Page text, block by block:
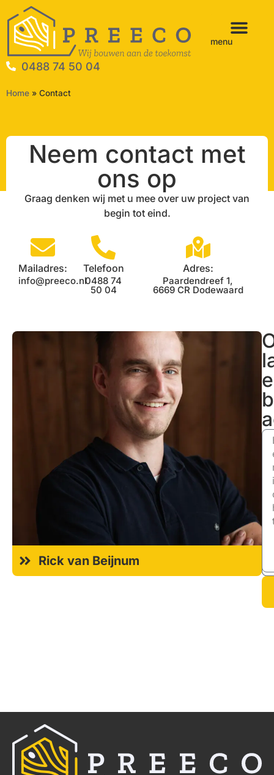
menu
0488 74 50 04
Home » Contact
Neem contact met
ons op
Graag denken wij met u mee over uw project van
begin tot eind.
Mailadres:
info@preeco.nl
Telefoon
0488 74
50 04
Adres:
Paardendreef 1,
6669 CR Dodewaard
Rick van Beijnum